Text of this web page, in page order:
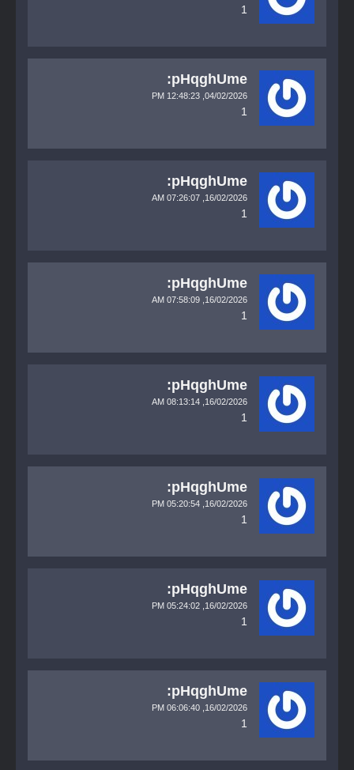
1
pHqghUme:
04/02/2026,
12:48:23 PM
1
pHqghUme:
16/02/2026,
07:26:07 AM
1
pHqghUme:
16/02/2026,
07:58:09 AM
1
pHqghUme:
16/02/2026,
08:13:14 AM
1
pHqghUme:
16/02/2026,
05:20:54 PM
1
pHqghUme:
16/02/2026,
05:24:02 PM
1
pHqghUme:
16/02/2026,
06:06:40 PM
1